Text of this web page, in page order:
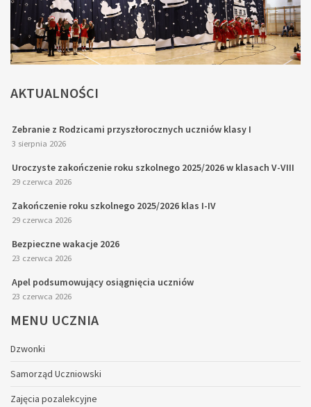
AKTUALNOŚCI
Zebranie z Rodzicami przyszłorocznych uczniów klasy I
3 sierpnia 2026
Uroczyste zakończenie roku szkolnego 2025/2026 w klasach V-VIII
29 czerwca 2026
Zakończenie roku szkolnego 2025/2026 klas I-IV
29 czerwca 2026
Bezpieczne wakacje 2026
23 czerwca 2026
Apel podsumowujący osiągnięcia uczniów
23 czerwca 2026
MENU UCZNIA
Dzwonki
Samorząd Uczniowski
Zajęcia pozalekcyjne